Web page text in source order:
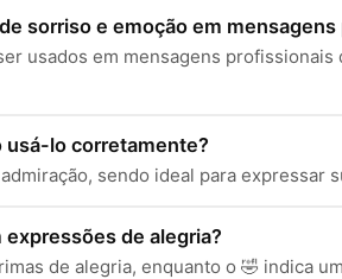
sorriso e emoção em
usados em mensagens
usá-lo corretamente?
sendo ideal para
de alegria?
de alegria, enquanto o 🤣 indica